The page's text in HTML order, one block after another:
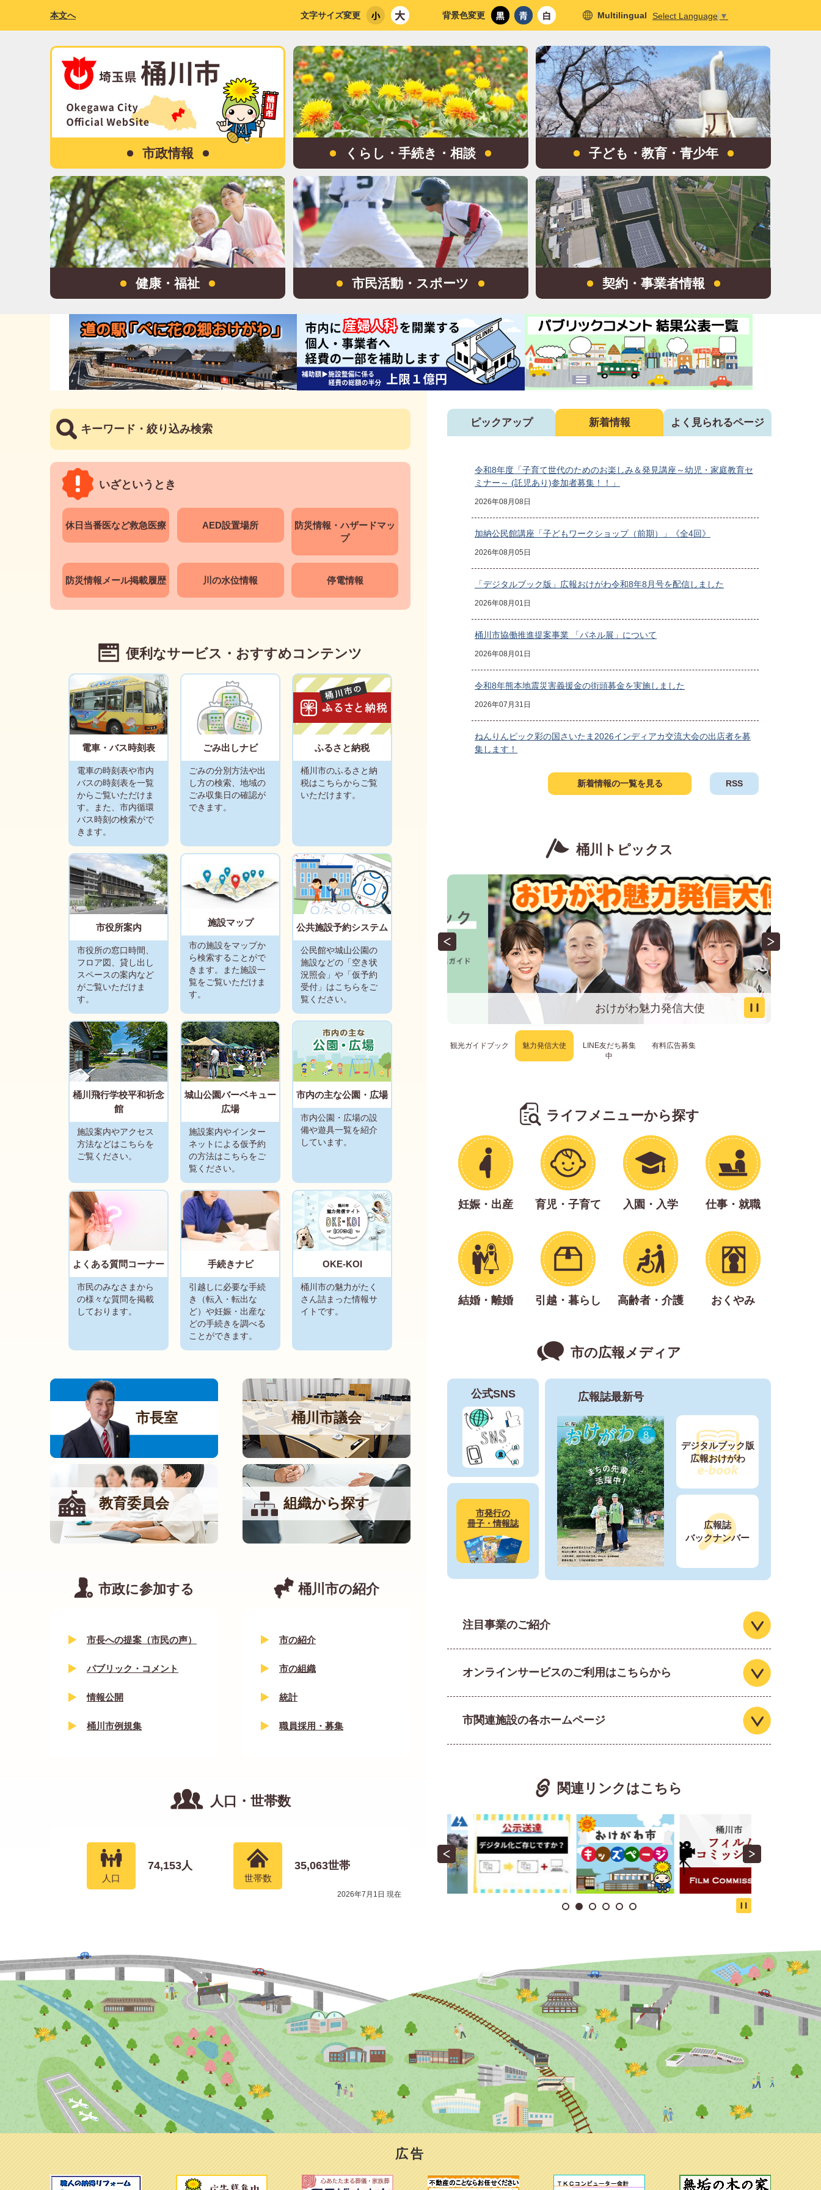
本文へ 文字サイズ変更 背景色変更 Multilingual Select Language ▼
市政情報 くらし・手続き・相談 子ども・教育・青少年
健康・福祉 市民活動・スポーツ 契約・事業者情報
キーワード・絞り込み検索
いざというとき
休日当番医など救急医療 AED設置場所
防災情報・ハザードマッ
プ
防災情報メール掲載履歴 川の水位情報 停電情報
便利なサービス・おすすめコンテンツ
電車・バス時刻表
電車の時刻表や市内
バスの時刻表を一覧
からご覧いただけま
す。また、市内循環
バス時刻の検索がで
きます。
ごみ出しナビ
ごみの分別方法や出
し方の検索、地域の
ごみ収集日の確認が
できます。
ふるさと納税
桶川市のふるさと納
税はこちらからご覧
いただけます。
市役所案内
市役所の窓口時間、
フロア図、貸し出し
スペースの案内など
がご覧いただけま
す。
施設マップ
市の施設をマップか
ら検索することがで
きます。また施設一
覧をご覧いただけま
す。
公共施設予約システム
公民館や城山公園の
施設などの「空き状
況照会」や「仮予約
受付」はこちらをご
覧ください。
桶川飛行学校平和祈念
館
施設案内やアクセス
方法などはこちらを
ご覧ください。
城山公園バーベキュー
広場
施設案内やインター
ネットによる仮予約
の方法はこちらをご
覧ください。
市内の主な公園・広場
市内公園・広場の設
備や遊具一覧を紹介
しています。
よくある質問コーナー
市民のみなさまから
の様々な質問を掲載
しております。
手続きナビ
引越しに必要な手続
き（転入・転出な
ど）や妊娠・出産な
どの手続きを調べる
ことができます。
OKE-KOI
桶川市の魅力がたく
さん詰まった情報サ
イトです。
市長室 桶川市議会
教育委員会 組織から探す
市政に参加する
市長への提案（市民の声）
パブリック・コメント
情報公開
桶川市例規集
桶川市の紹介
市の紹介
市の組織
統計
職員採用・募集
人口・世帯数
人口
74,153人
世帯数
35,063世帯
2026年7月1日 現在
ピックアップ 新着情報 よく見られるページ
新
着
情
報
令和8年度「子育て世代のためのお楽しみ＆発見講座～幼児・家庭教育セ
ミナー～ (託児あり)参加者募集！！」
2026年08月08日
加納公民館講座「子どもワークショップ（前期）」《全4回》
2026年08月05日
「デジタルブック版」広報おけがわ令和8年8月号を配信しました
2026年08月01日
桶川市協働推進提案事業 「パネル展」について
2026年08月01日
令和8年熊本地震災害義援金の街頭募金を実施しました
2026年07月31日
ねんりんピック彩の国さいたま2026インディアカ交流大会の出店者を募
集します！
「令和8年熊本地震災害義援金」の受付について
パスポートのオンライン申請の計画停止について
2026年07月30日
埼玉上尾メディックス連携事業（9月12日）【初心者向け】バレーボール
教室参加者募集
2026年07月29日
埼玉上尾メディックス連携事業（9月12日）公開練習試合開催のお知らせ
2026年07月29日
小規模工事契約希望者登録制度の受付（臨時）
2026年07月28日
地域子育て支援拠点
2026年07月27日
日出谷地区における公共施設等整備事業
2026年07月27日
桶川産特別栽培米の名前を募集します！
2026年07月24日
「最後の空襲 くまがや」を上映します。
2026年07月24日
令和8年度第1回企画展示「昭和100年企画 終戦後の特攻命令」
2026年07月24日
「平和祈念館クイズラリー」を開催します。
2026年07月24日
最高裁判決を踏まえた生活保護費の追加給付についてのお知らせ（申出
受付期間と受付窓口を更新しました）
2026年07月23日
30代健康診査
2026年07月23日
【空店舗を探す】桶川市空店舗等情報
2026年07月21日
2026年07月18日
坂田保育所からのお知らせ
2026年07月17日
「こどもの居場所」について
2026年07月14日
夏休み自習室（学習室）
2026年07月14日
新着情報の一覧を見る RSS
桶川トピックス
集終了しました 桶川の多彩な魅力を発信！ おけがわ魅力発信大使
観光ガイドブック 魅力発信大使
LINE友だち募集
中
有料広告募集
ライフメニューから探す
妊娠・出産 育児・子育て 入園・入学 仕事・就職
結婚・離婚 引越・暮らし 高齢者・介護 おくやみ
市の広報メディア
公式SNS
市発行の
冊子・情報誌
広報誌最新号
デジタルブック版
広報おけがわ
広報誌
バックナンバー
注目事業のご紹介
オンラインサービスのご利用はこちらから
市関連施設の各ホームページ
関連リンクはこちら
広告